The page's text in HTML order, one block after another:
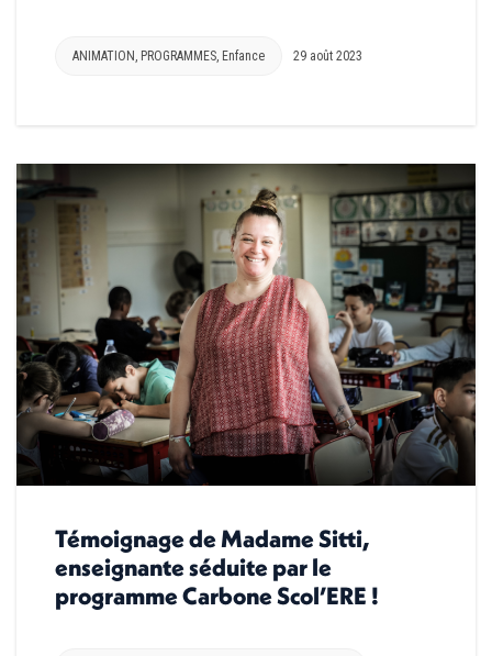
ANIMATION , PROGRAMMES, Enfance 29 août 2023
Témoignage de Madame Sitti,
enseignante séduite par le
programme Carbone Scol’ERE !